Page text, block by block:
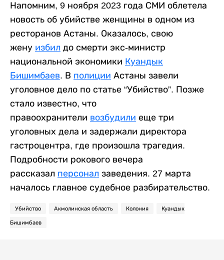
Напомним, 9 ноября 2023 года СМИ облетела
новость об убийстве женщины в одном из
ресторанов Астаны. Оказалось, свою
жену избил до смерти экс-министр
национальной экономики Куандык
Бишимбаев. В полиции Астаны завели
уголовное дело по статье “Убийство”. Позже
стало известно, что
правоохранители возбудили еще три
уголовных дела и задержали директора
гастроцентра, где произошла трагедия.
Подробности рокового вечера
рассказал персонал заведения. 27 марта
началось главное судебное разбирательство.
Убийство Акмолинская область Колония Куандык
Бишимбаев